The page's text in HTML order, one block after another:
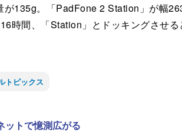
135g。「PadFone 2 Station」が幅
時間、「Station」とドッキングさせ
トピックス
ットで憶測広がる